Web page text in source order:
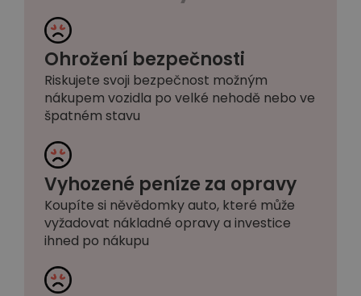
Ohrožení bezpečnosti
Riskujete svoji bezpečnost možným
nákupem vozidla po velké nehodě nebo ve
špatném stavu
Vyhozené peníze za opravy
Koupíte si něvědomky auto, které může
vyžadovat nákladné opravy a investice
ihned po nákupu